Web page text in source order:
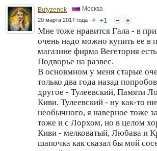
Butyzenok Москва
20 марта 2017 года # +1
Мне тоже нравится Гала - в
очень надо можно купить ее в
магазине фирма Вегетория
Подворье на развес.
В основмном у меня старые
только два года назад
другое - Тулеевский, Памяти
Киви. Тулеевский - ну как-то
необычного, я наверное тоже
тоже и с Лорхом, но в целом
Киви - мелковатый, Любава и
шапочка как сказал бы мой